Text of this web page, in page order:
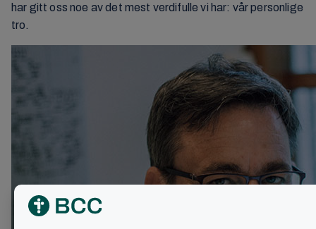
har gitt oss noe av det mest verdifulle vi har: vår personlige
tro.